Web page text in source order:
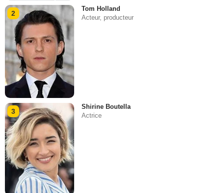
2
Tom Holland
Acteur, producteur
3
Shirine Boutella
Actrice